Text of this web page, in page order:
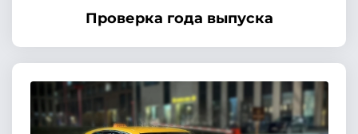
Проверка года выпуска